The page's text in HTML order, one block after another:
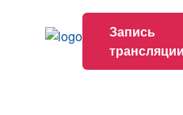
Место
Запись
трансляции